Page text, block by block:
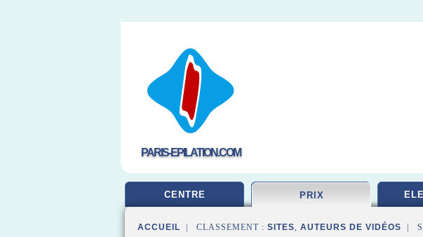
PARIS-EPILATION.COM
CENTRE PRIX
ACCUEIL | CLASSEMENT : SITES, AUTEURS DE VIDÉOS |